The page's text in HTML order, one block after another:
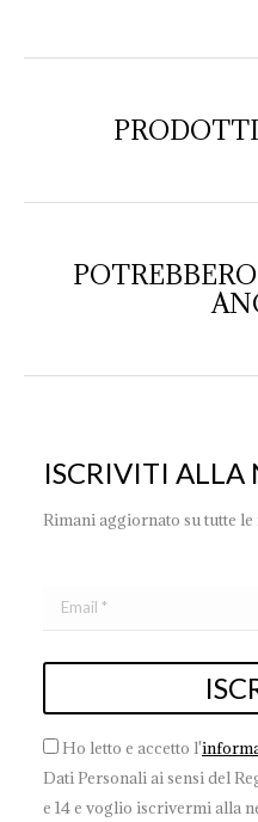
ISCRIVITI ALLA
Rimani aggiornato su tutte
Ho letto e accetto l'
Dati Personali ai sensi del
e 14 e voglio iscrivermi alla